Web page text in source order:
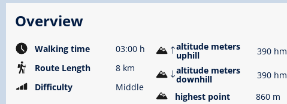
Overview
Walking time
03:00 h
Route Length
8 km
Difficulty
Middle
altitude meters
uphill
390 hm
altitude meters
downhill
390 hm
highest point
860 m